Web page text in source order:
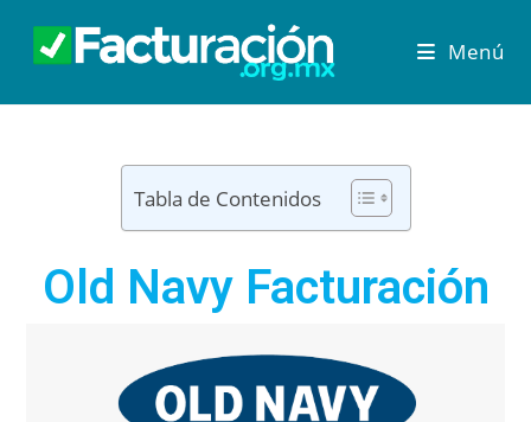
Menú
Tabla de Contenidos
Old Navy Facturación